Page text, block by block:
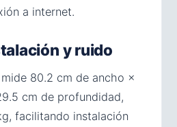
a internet.
y ruido
80.2 cm de ancho ×
cm de profundidad,
facilitando instalación